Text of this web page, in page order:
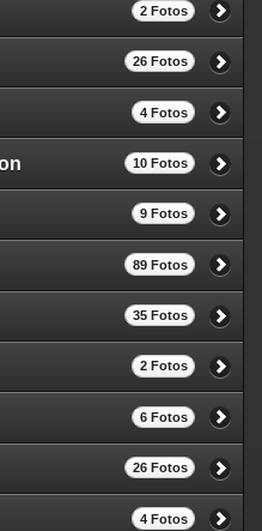
2 Fotos
26 Fotos
4 Fotos
10 Fotos
9 Fotos
89 Fotos
35 Fotos
2 Fotos
6 Fotos
26 Fotos
4 Fotos